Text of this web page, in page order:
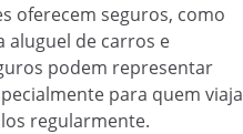
oferecem seguros, como
aluguel de carros e
podem representar
para quem viaja
regularmente.